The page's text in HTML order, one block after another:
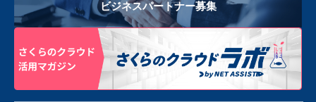
ビジネスパートナー募集